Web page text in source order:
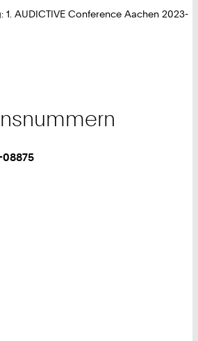
1. AUDICTIVE Conference Aachen 2023-
08875